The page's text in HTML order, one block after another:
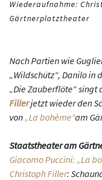
Wiederaufnahme:
Gärtnerplatztheater
Nach Partien wie
„Wildschütz“, Danilo in
„Die Zauberflöte“ singt
Fillerjetzt wieder den
von„La bohème“am
Staatstheater am
Giacomo Puccini: „La
Christoph Filler: